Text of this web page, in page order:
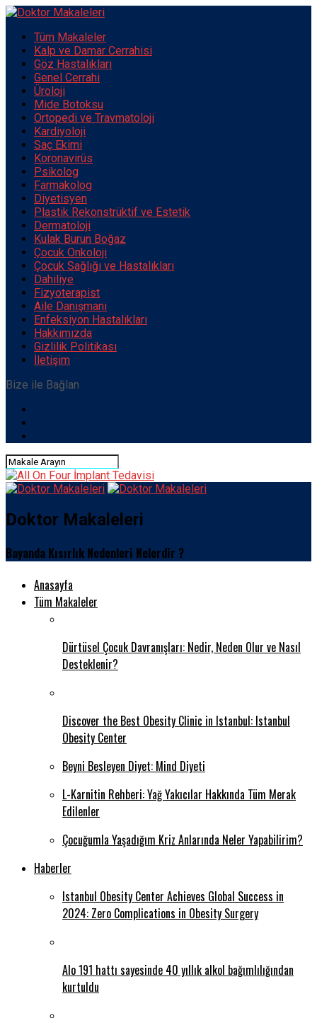
Tüm Makaleler
Kalp ve Damar Cerrahisi
Göz Hastalıkları
Genel Cerrahi
Üroloji
Mide Botoksu
Ortopedi ve Travmatoloji
Kardiyoloji
Saç Ekimi
Koronavirüs
Psikolog
Farmakolog
Diyetisyen
Plastik Rekonstrüktif ve Estetik
Dermatoloji
Kulak Burun Boğaz
Çocuk Onkoloji
Çocuk Sağlığı ve Hastalıkları
Dahiliye
Fizyoterapist
Aile Danışmanı
Enfeksiyon Hastalıkları
Hakkımızda
Gizlilik Politikası
İletişim
Bize ile Bağlan
Doktor Makaleleri
Bayanda Kısırlık Nedenleri Nelerdir ?
Anasayfa
Tüm Makaleler
Dürtüsel Çocuk Davranışları: Nedir, Neden Olur ve Nasıl
Desteklenir?
Discover the Best Obesity Clinic in Istanbul: Istanbul
Obesity Center
Beyni Besleyen Diyet: Mind Diyeti
L-Karnitin Rehberi: Yağ Yakıcılar Hakkında Tüm Merak
Edilenler
Çocuğumla Yaşadığım Kriz Anlarında Neler Yapabilirim?
Haberler
Istanbul Obesity Center Achieves Global Success in
2024: Zero Complications in Obesity Surgery
Alo 191 hattı sayesinde 40 yıllık alkol bağımlılığından
kurtuldu